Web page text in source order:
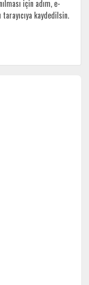
için adım, e-
kaydedilsin.